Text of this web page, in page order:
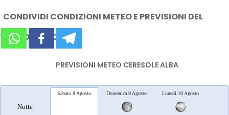
CONDIVIDI CONDIZIONI METEO E PREVISIONI DEL
TEMPO SUI SOCIAL
PREVISIONI METEO CERESOLE ALBA
Notte
Sabato 8 Agosto Domenica 9 Agosto Lunedì 10 Agosto